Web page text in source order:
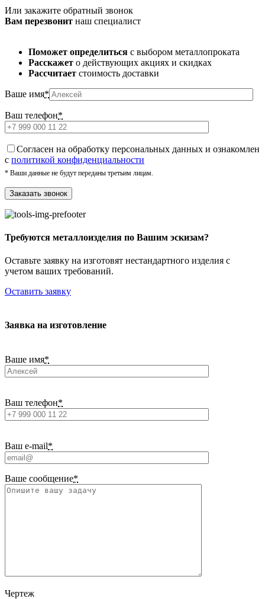
Или закажите обратный звонок
Вам перезвонит наш специалист
Поможет определиться с выбором металлопроката
Расскажет о действующих акциях и скидках
Рассчитает стоимость доставки
Ваше имя*
Ваш телефон*
Cогласен на обработку персональных данных и ознакомлен
с политикой конфиденциальности
* Ваши данные не будут переданы третьим лицам.
Требуются металлоизделия по Вашим эскизам?
Оставьте заявку на изготовят нестандартного изделия с
учетом ваших требований.
Оставить заявку
Заявка на изготовление
Ваше имя*
Ваш телефон*
Ваш e-mail*
Ваше сообщение*
Чертеж